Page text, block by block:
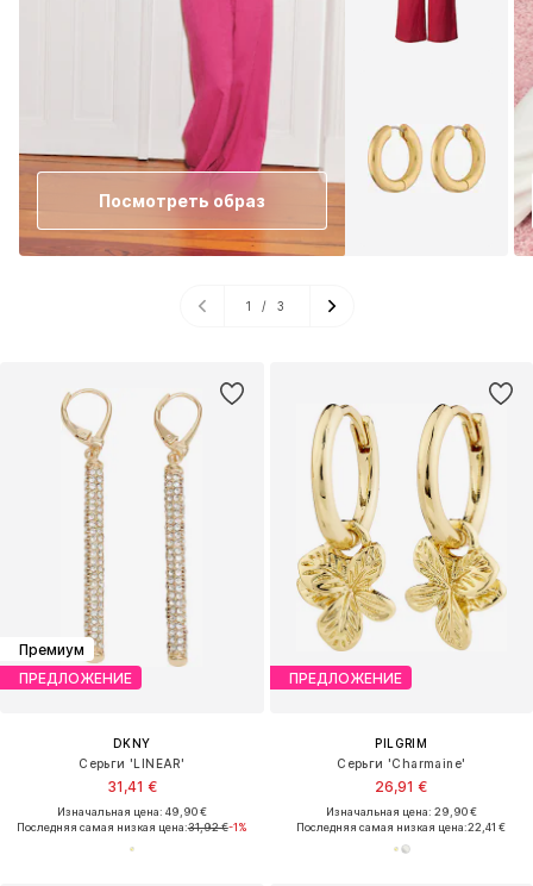
Посмотреть образ
1 / 3
Премиум
ПРЕДЛОЖЕНИЕ
DKNY
Серьги 'LINEAR'
31,41 €
Изначальная цена: 49,90 €
Последняя самая низкая цена:31,92 €-1%
ПРЕДЛОЖЕНИЕ
PILGRIM
Серьги 'Charmaine'
26,91 €
Изначальная цена: 29,90 €
Последняя самая низкая цена:22,41 €